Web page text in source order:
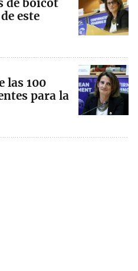
de boicot
este
las 100
para la